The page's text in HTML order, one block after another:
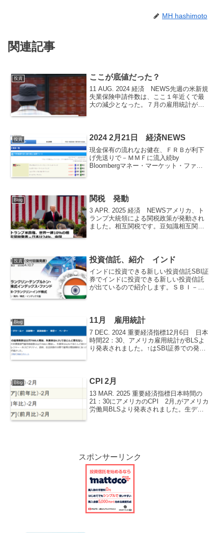
MH hashimoto
関連記事
投資 ここが底値だった？
11 AUG. 2024 経済 NEWS先週の米新規
失業保険申請件数は、ここ１年近くで最
大の減少となった。７月の雇用統計が弱
懸念の緩...
投資 2024 2月21日 経済NEWS
現金保有の流れなお健在、ＦＲＢが利下
げ先送りで－ＭＭＦに流入続by
Bloombergマネー・マーケット・ファン
準だ。市場は、大量に...
Blog 関税 発動
3 APR. 2025 経済 NEWSアメリカ、ト
ランプ大統領による関税政策が発動され
ました。相互関税です。豆知識相互関税
て高い関税...
投資 投資信託、紹介 インド
インドに投資できる新しい投資信託SBI証
券でインドに投資できる新しい投資信託
が出ているので紹介します。ＳＢＩ－Ｓ
安値となっています。...
Blog 11月 雇用統計
7 DEC. 2024 重要経済指標12月6日 日本
時間22：30、アメリカ雇用統計がBLSよ
り発表されました。↑はSBI証券での発表
Blog CPI 2月
13 MAR. 2025 重要経済指標日本時間の
21：30にアメリカのCPI 2月,がアメリカ
労働局BLSより発表されました。生デー
スポンサーリンク